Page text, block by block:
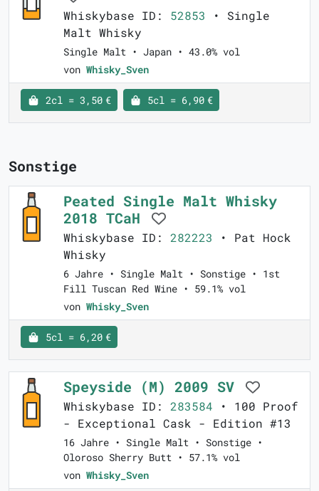
Whiskybase ID: 52853 • Single
Malt Whisky
Single Malt • Japan • 43.0% vol
von Whisky_Sven
2cl = 3,50 € 5cl = 6,90 €
Sonstige
Peated Single Malt Whisky
2018 TCaH
Whiskybase ID: 282223 • Pat Hock
Whisky
6 Jahre • Single Malt • Sonstige • 1st
Fill Tuscan Red Wine • 59.1% vol
von Whisky_Sven
5cl = 6,20 €
Speyside (M) 2009 SV
Whiskybase ID: 283584 • 100 Proof
- Exceptional Cask - Edition #13
16 Jahre • Single Malt • Sonstige •
Oloroso Sherry Butt • 57.1% vol
von Whisky_Sven